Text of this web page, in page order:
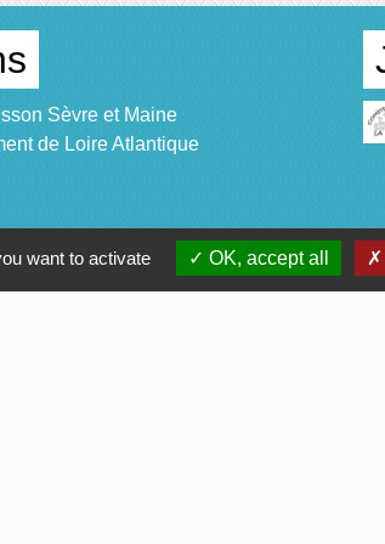
Sèvre et Maine
de Loire Atlantique
want to activate OK, accept all